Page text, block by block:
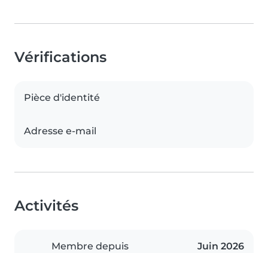
Vérifications
Pièce d'identité
Adresse e-mail
Activités
Membre depuis Juin 2026